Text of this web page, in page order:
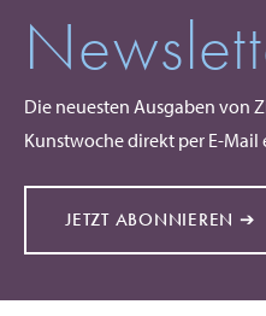
Die neuesten Ausgaben von
Kunstwoche direkt per E-Mail
JETZT ABONNIEREN ➔